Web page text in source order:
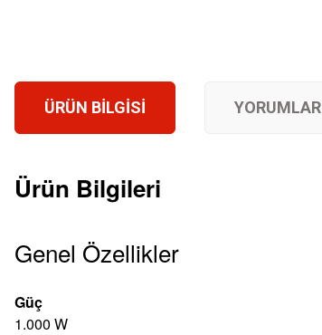
ÜRÜN BILGISI YORUMLAR
Ürün Bilgileri
Genel Özellikler
Güç
1.000 W